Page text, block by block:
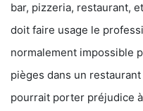
bar, pizzeria, restaurant,
doit faire usage le
normalement impossible
pièges dans un
pourrait porter préjudice à